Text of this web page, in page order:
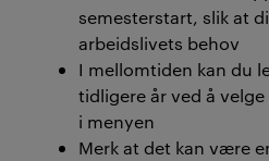
semesterstart, slik at
arbeidslivets behov
I mellomtiden kan du
tidligere år ved å
i menyen
Merk at det kan være